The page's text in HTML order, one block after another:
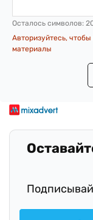
Осталось символов:
Авторизуйтесь,
материалы